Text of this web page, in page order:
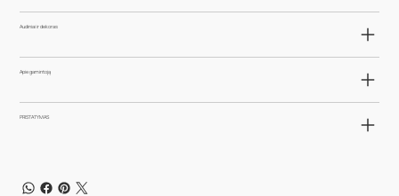
Audiniai ir dekoras
Apie gamintoją
PRISTATYMAS